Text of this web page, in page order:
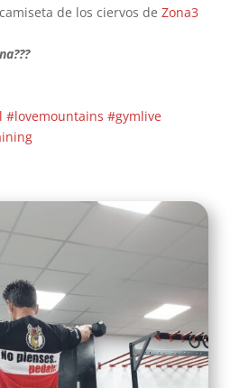
de los ciervos de Zona3
#lovemountains #gymlive